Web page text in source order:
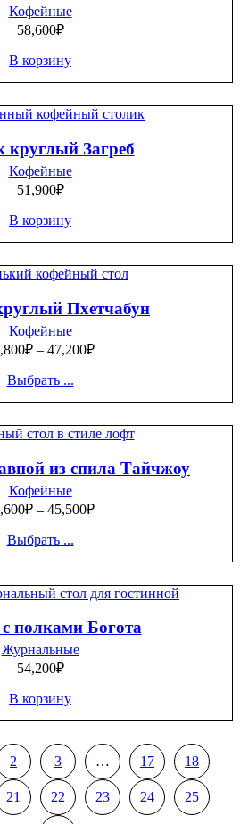
Кофейные
58,600₽
В корзину
круглый Загреб
Кофейные
51,900₽
В корзину
Пхетчабун
Кофейные
₽ – 47,200₽
Выбрать ...
из спила Тайчжоу
Кофейные
₽ – 45,500₽
Выбрать ...
полками Богота
Журнальные
54,200₽
В корзину
2 3 … 17 18
21 22 23 24 25